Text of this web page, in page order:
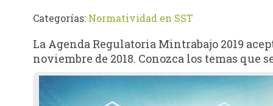
Categorías: Normatividad en SST
La Agenda Regulatoria Mintrabajo 2019
noviembre de 2018. Conozca los temas que